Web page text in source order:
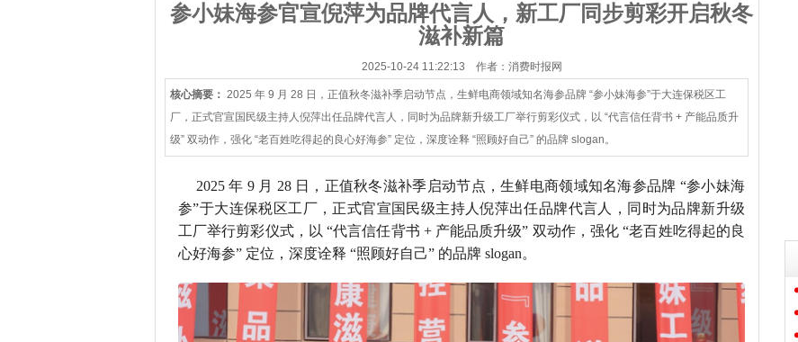
参小妹海参官宣倪萍为品牌代言人，新工厂同步剪彩开启秋冬
滋补新篇
2025-10-24 11:22:13 作者：消费时报网
核心摘要： 2025 年 9 月 28 日，正值秋冬滋补季启动节点，生鲜电商领域知名海参品牌 “参小妹海参”于大连保税区工
厂，正式官宣国民级主持人倪萍出任品牌代言人，同时为品牌新升级工厂举行剪彩仪式，以 “代言信任背书 + 产能品质升
级” 双动作，强化 “老百姓吃得起的良心好海参” 定位，深度诠释 “照顾好自己” 的品牌 slogan。
2025 年 9 月 28 日，正值秋冬滋补季启动节点，生鲜电商领域知名海参品牌 “参小妹海
参”于大连保税区工厂，正式官宣国民级主持人倪萍出任品牌代言人，同时为品牌新升级
工厂举行剪彩仪式，以 “代言信任背书 + 产能品质升级” 双动作，强化 “老百姓吃得起的良
心好海参” 定位，深度诠释 “照顾好自己” 的品牌 slogan。